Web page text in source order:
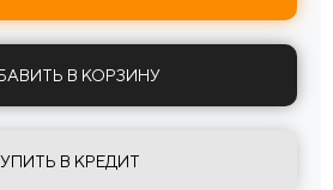
В КОРЗИНУ
В КРЕДИТ